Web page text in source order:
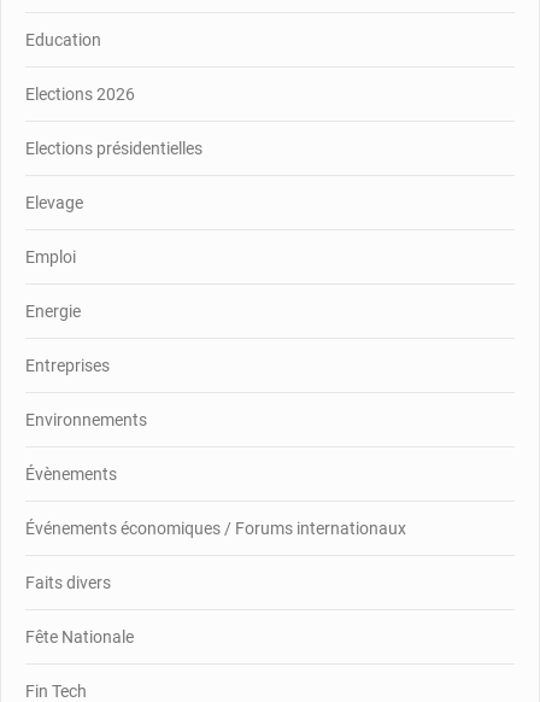
Education
Elections 2026
Elections présidentielles
Elevage
Emploi
Energie
Entreprises
Environnements
Évènements
Événements économiques / Forums internationaux
Faits divers
Fête Nationale
Fin Tech